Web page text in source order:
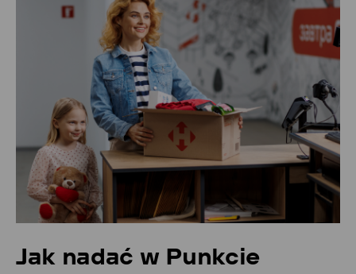
Jak nadać w Punkcie